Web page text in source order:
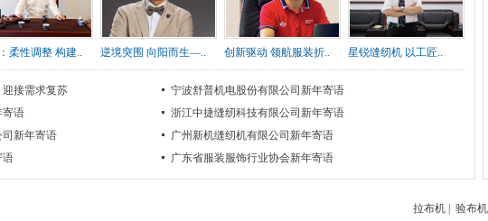
柔性调整 构建.. 逆境突围 向阳而生—.. 创新驱动 领航服装折.. 星锐缝纫机 以工匠..
接需求复苏
宁波舒普机电股份有限公司新年寄语
寄语
浙江中捷缝纫科技有限公司新年寄语
新年寄语
广州新机缝纫机有限公司新年寄语
语
广东省服装服饰行业协会新年寄语
拉布机 验布机